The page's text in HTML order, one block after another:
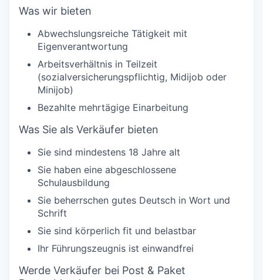
Was wir bieten
Abwechslungsreiche Tätigkeit mit
Eigenverantwortung
Arbeitsverhältnis in Teilzeit
(sozialversicherungspflichtig, Midijob oder
Minijob)
Bezahlte mehrtägige Einarbeitung
Was Sie als Verkäufer bieten
Sie sind mindestens 18 Jahre alt
Sie haben eine abgeschlossene
Schulausbildung
Sie beherrschen gutes Deutsch in Wort und
Schrift
Sie sind körperlich fit und belastbar
Ihr Führungszeugnis ist einwandfrei
Werde Verkäufer bei Post & Paket